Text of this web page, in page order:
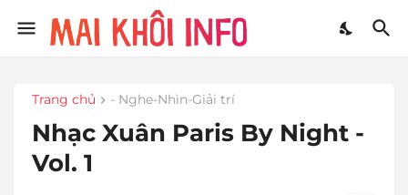
Trang chủ - Nghe-Nhìn-Giải trí
Nhạc Xuân Paris By Night -
Vol. 1